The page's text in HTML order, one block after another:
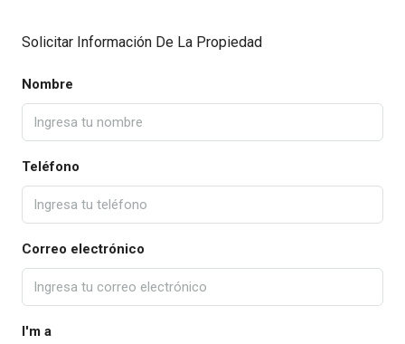
Solicitar Información De La Propiedad
Nombre
Teléfono
Correo electrónico
I'm a